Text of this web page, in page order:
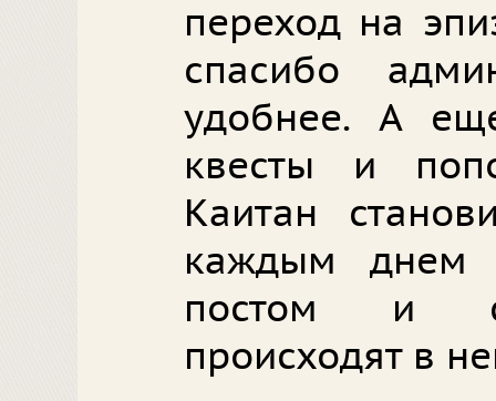
переход на
спасибо
удобнее. А
квесты и
Каитан
каждым
постом и
происходят в